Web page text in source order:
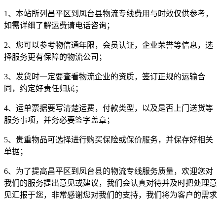
1、本站所列昌平区到凤台县物流专线费用与时效仅供参考，
如需详细了解运费请电话咨询；
2、您可以参考物信通年限，会员认证，企业荣誉等信息，选
择服务更有保障的物流公司；
3、发货时一定要查看物流企业的资质，签订正规的运输合
同，约定好责任归属；
4、运单票据要写清楚运费，付款类型，以及是否上门送货等
服务事项，并务必要签字盖章；
5、贵重物品可选择进行购买保险或保价服务，并保存好相关
单据；
6、为了提高昌平区到凤台县的物流专线服务质量，欢迎您对
我们的服务提出意见或建议，我们会认真对待并及时把处理意
见汇报于您，非常感谢您对我们的支持，我们将为客户的需求